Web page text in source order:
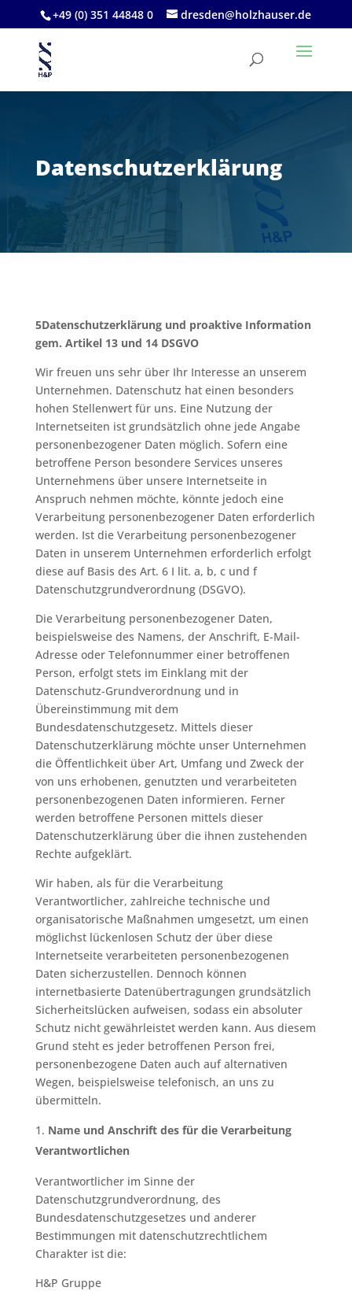
+49 (0) 351 44848 0 dresden@holzhauser.de
Datenschutzerklärung
5Datenschutzerklärung und proaktive Information
gem. Artikel 13 und 14 DSGVO
Wir freuen uns sehr über Ihr Interesse an unserem
Unternehmen. Datenschutz hat einen besonders
hohen Stellenwert für uns. Eine Nutzung der
Internetseiten ist grundsätzlich ohne jede Angabe
personenbezogener Daten möglich. Sofern eine
betroffene Person besondere Services unseres
Unternehmens über unsere Internetseite in
Anspruch nehmen möchte, könnte jedoch eine
Verarbeitung personenbezogener Daten erforderlich
werden. Ist die Verarbeitung personenbezogener
Daten in unserem Unternehmen erforderlich erfolgt
diese auf Basis des Art. 6 I lit. a, b, c und f
Datenschutzgrundverordnung (DSGVO).
Die Verarbeitung personenbezogener Daten,
beispielsweise des Namens, der Anschrift, E-Mail-
Adresse oder Telefonnummer einer betroffenen
Person, erfolgt stets im Einklang mit der
Datenschutz-Grundverordnung und in
Übereinstimmung mit dem
Bundesdatenschutzgesetz. Mittels dieser
Datenschutzerklärung möchte unser Unternehmen
die Öffentlichkeit über Art, Umfang und Zweck der
von uns erhobenen, genutzten und verarbeiteten
personenbezogenen Daten informieren. Ferner
werden betroffene Personen mittels dieser
Datenschutzerklärung über die ihnen zustehenden
Rechte aufgeklärt.
Wir haben, als für die Verarbeitung
Verantwortlicher, zahlreiche technische und
organisatorische Maßnahmen umgesetzt, um einen
möglichst lückenlosen Schutz der über diese
Internetseite verarbeiteten personenbezogenen
Daten sicherzustellen. Dennoch können
internetbasierte Datenübertragungen grundsätzlich
Sicherheitslücken aufweisen, sodass ein absoluter
Schutz nicht gewährleistet werden kann. Aus diesem
Grund steht es jeder betroffenen Person frei,
personenbezogene Daten auch auf alternativen
Wegen, beispielsweise telefonisch, an uns zu
übermitteln.
Name und Anschrift des für die Verarbeitung
Verantwortlichen
Verantwortlicher im Sinne der
Datenschutzgrundverordnung, des
Bundesdatenschutzgesetzes und anderer
Bestimmungen mit datenschutzrechtlichem
Charakter ist die:
H&P Gruppe